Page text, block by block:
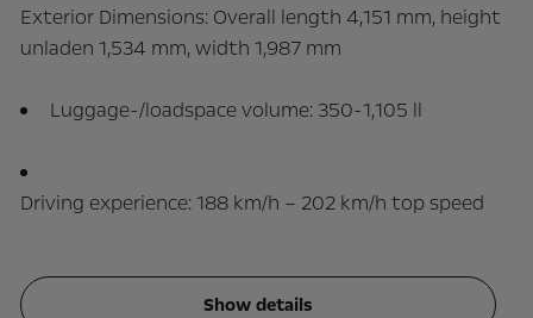
Exterior Dimensions: Overall length 4,151 mm, height
unladen 1,534 mm, width 1,987 mm
Luggage-/loadspace volume: 350-1,105 ll
Driving experience: 188 km/h – 202 km/h top speed
Show details